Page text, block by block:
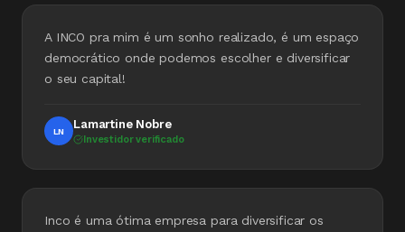
A INCO pra mim é um sonho realizado, é um espaço
democrático onde podemos escolher e diversificar
o seu capital!
LN
Lamartine Nobre
Investidor verificado
Inco é uma ótima empresa para diversificar os